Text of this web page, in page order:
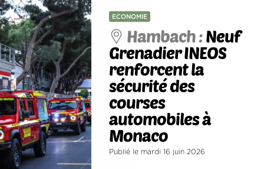
ECONOMIE
Hambach :Neuf
Grenadier INEOS
renforcent la
sécurité des
courses
automobiles à
Monaco
Publié le mardi 16 juin 2026